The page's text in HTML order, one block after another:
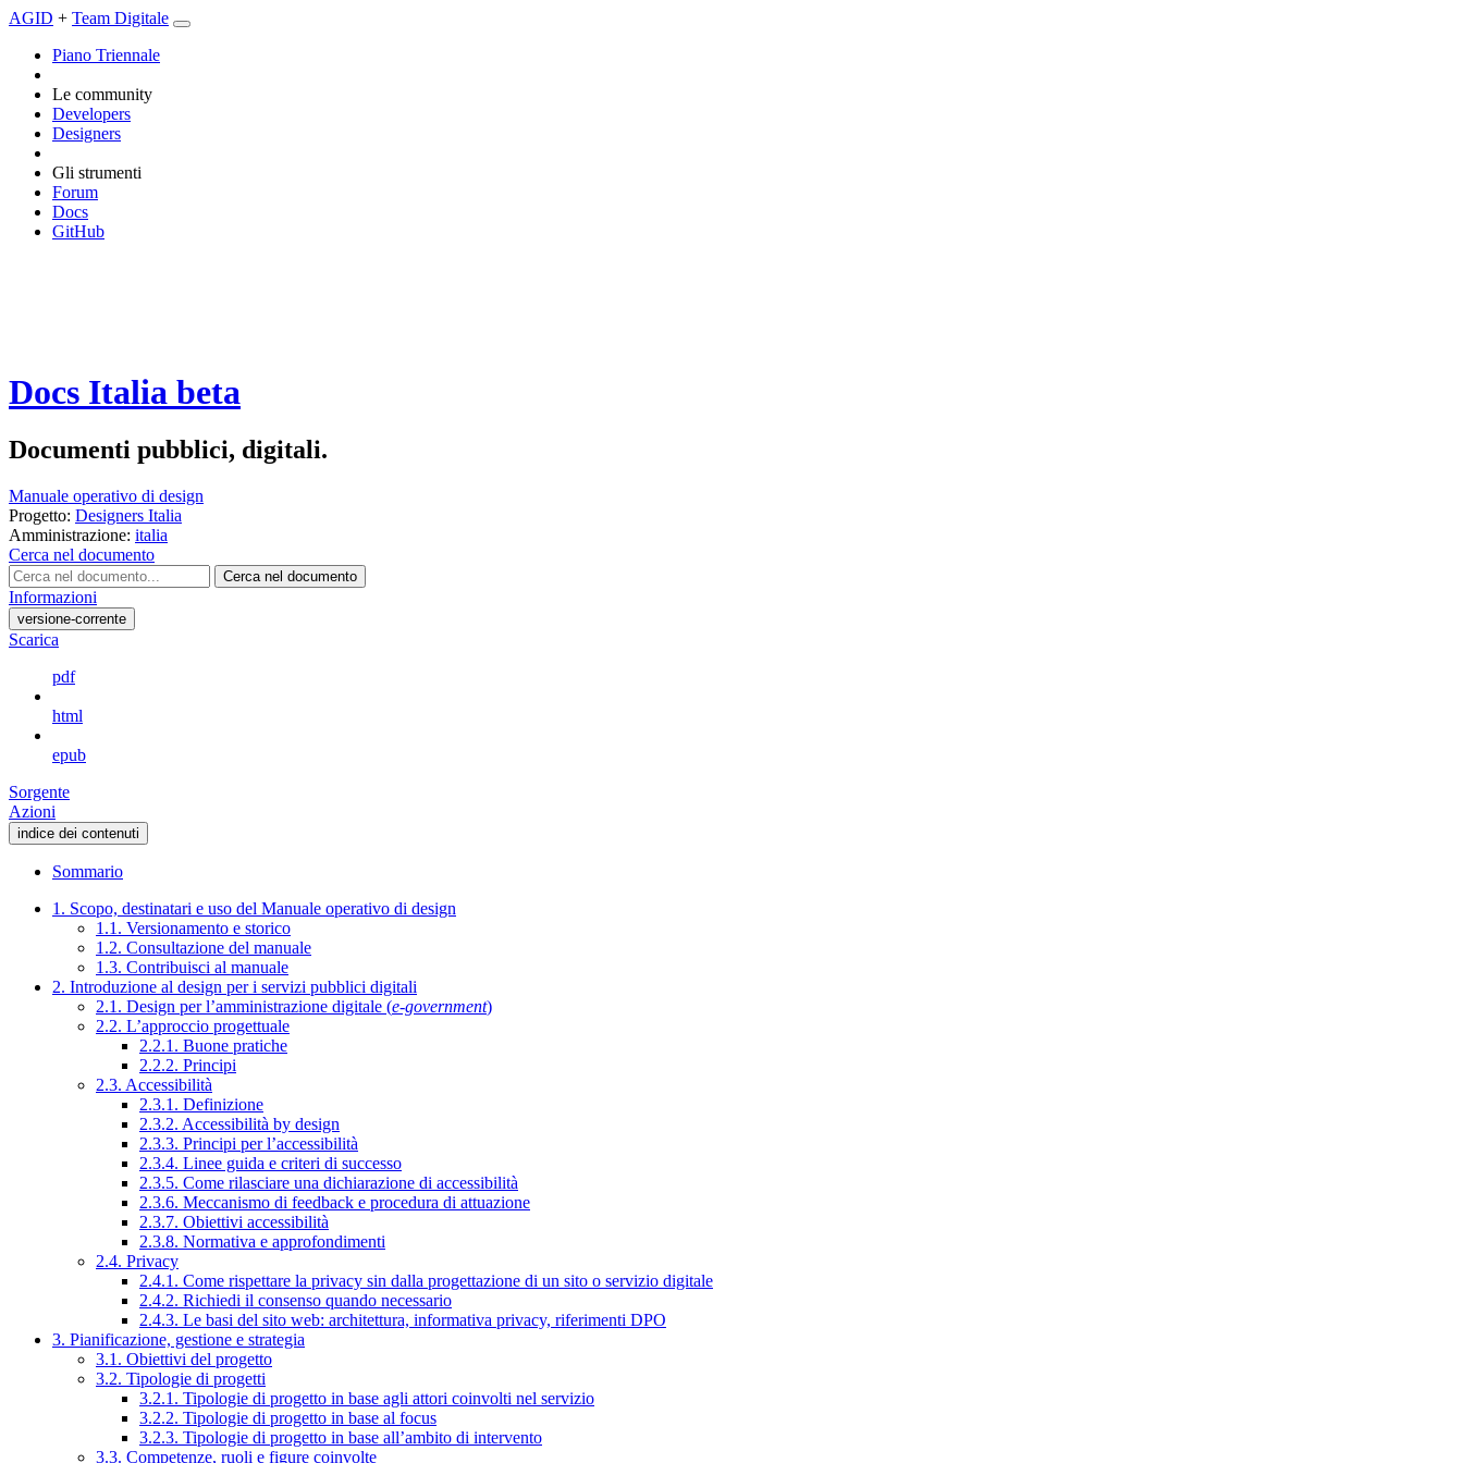
AGID + Team Digitale
Piano Triennale
Le community
Developers
Designers
Gli strumenti
Forum
Docs
GitHub
Docs Italia beta
Documenti pubblici, digitali.
Manuale operativo di design
Progetto: Designers Italia
Amministrazione: italia
Cerca nel documento
Cerca nel documento
Informazioni
versione-corrente
Scarica
pdf
html
epub
Sorgente
Azioni
indice dei contenuti
Sommario
1. Scopo, destinatari e uso del Manuale operativo di design
1.1. Versionamento e storico
1.2. Consultazione del manuale
1.3. Contribuisci al manuale
2. Introduzione al design per i servizi pubblici digitali
2.1. Design per l’amministrazione digitale (e-government)
2.2. L’approccio progettuale
2.2.1. Buone pratiche
2.2.2. Principi
2.3. Accessibilità
2.3.1. Definizione
2.3.2. Accessibilità by design
2.3.3. Principi per l’accessibilità
2.3.4. Linee guida e criteri di successo
2.3.5. Come rilasciare una dichiarazione di accessibilità
2.3.6. Meccanismo di feedback e procedura di attuazione
2.3.7. Obiettivi accessibilità
2.3.8. Normativa e approfondimenti
2.4. Privacy
2.4.1. Come rispettare la privacy sin dalla progettazione di un sito o servizio digitale
2.4.2. Richiedi il consenso quando necessario
2.4.3. Le basi del sito web: architettura, informativa privacy, riferimenti DPO
3. Pianificazione, gestione e strategia
3.1. Obiettivi del progetto
3.2. Tipologie di progetti
3.2.1. Tipologie di progetto in base agli attori coinvolti nel servizio
3.2.2. Tipologie di progetto in base al focus
3.2.3. Tipologie di progetto in base all’ambito di intervento
3.3. Competenze, ruoli e figure coinvolte